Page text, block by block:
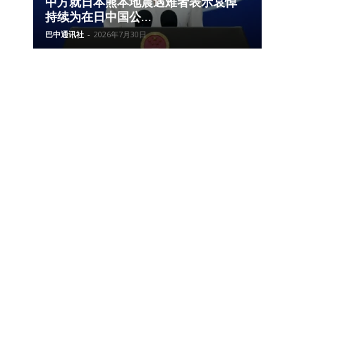
持续为在日中国公...
巴中通讯社 - 2026年7月30日